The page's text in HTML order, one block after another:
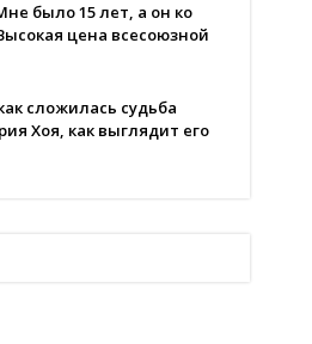
было 15 лет, а он ко
цена всесоюзной
сложилась судьба
Хоя, как выглядит его